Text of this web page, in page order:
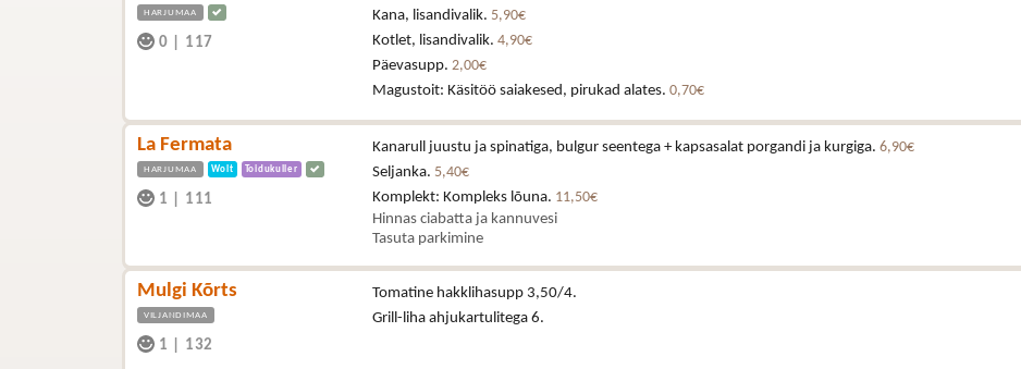
HARJUMAA
0 117
Kana, lisandivalik. 5,90€
Kotlet, lisandivalik. 4,90€
Päevasupp. 2,00€
Magustoit: Käsitöö saiakesed, pirukad alates. 0,70€
La Fermata
HARJUMAA Wolt Toidukuller
1 111
Kanarull juustu ja spinatiga, bulgur seentega + kapsasalat porgandi ja kurgiga. 6,90€
Seljanka. 5,40€
Komplekt: Kompleks lõuna. 11,50€
Hinnas ciabatta ja kannuvesi
Tasuta parkimine
Mulgi Kõrts
VILJANDIMAA
1 132
Tomatine hakklihasupp 3,50/4.
Grill-liha ahjukartulitega 6.